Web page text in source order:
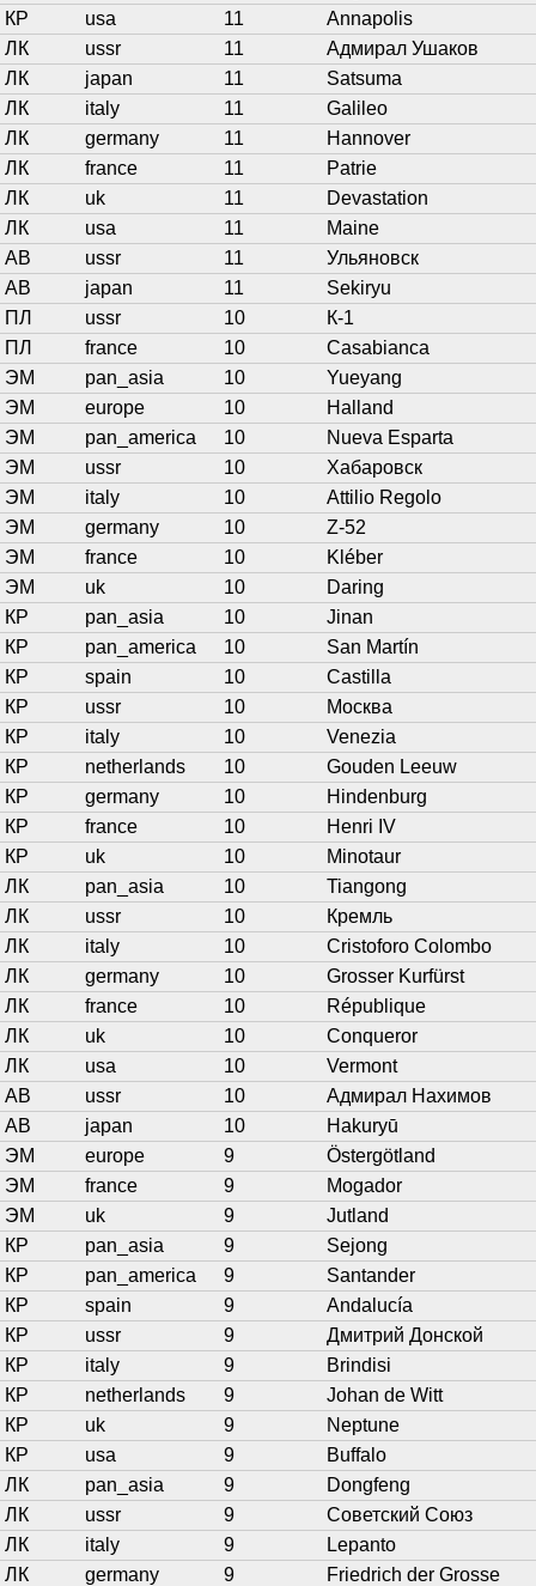
КР
usa 11
Annapolis
ЛК
ussr 11
Адмирал Ушаков
ЛК
japan 11
Satsuma
ЛК
italy 11
Galileo
ЛК
germany 11
Hannover
ЛК
france 11
Patrie
ЛК
uk 11
Devastation
ЛК
usa 11
Maine
АВ
ussr 11
Ульяновск
АВ
japan 11
Sekiryu
ПЛ
ussr 10
К-1
ПЛ
france 10
Casabianca
ЭМ
pan_asia 10
Yueyang
ЭМ
europe 10
Halland
ЭМ
pan_america 10
Nueva Esparta
ЭМ
ussr 10
Хабаровск
ЭМ
italy 10
Attilio Regolo
ЭМ
germany 10
Z-52
ЭМ
france 10
Kléber
ЭМ
uk 10
Daring
КР
pan_asia 10
Jinan
КР
pan_america 10
San Martín
КР
spain 10
Castilla
КР
ussr 10
Москва
КР
italy 10
Venezia
КР
netherlands 10
Gouden Leeuw
КР
germany 10
Hindenburg
КР
france 10
Henri IV
КР
uk 10
Minotaur
ЛК
pan_asia 10
Tiangong
ЛК
ussr 10
Кремль
ЛК
italy 10
Cristoforo Colombo
ЛК
germany 10
Grosser Kurfürst
ЛК
france 10
République
ЛК
uk 10
Conqueror
ЛК
usa 10
Vermont
АВ
ussr 10
Адмирал Нахимов
АВ
japan 10
Hakuryū
ЭМ
europe 9
Östergötland
ЭМ
france 9
Mogador
ЭМ
uk 9
Jutland
КР
pan_asia 9
Sejong
КР
pan_america 9
Santander
КР
spain 9
Andalucía
КР
ussr 9
Дмитрий Донской
КР
italy 9
Brindisi
КР
netherlands 9
Johan de Witt
КР
uk 9
Neptune
КР
usa 9
Buffalo
ЛК
pan_asia 9
Dongfeng
ЛК
ussr 9
Советский Союз
ЛК
italy 9
Lepanto
ЛК
germany 9
Friedrich der Grosse